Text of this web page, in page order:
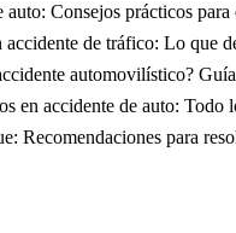
Consejos prácticos
accidente de tráfico: Lo que
automovilístico?
en accidente de auto: Todo
Recomendaciones para